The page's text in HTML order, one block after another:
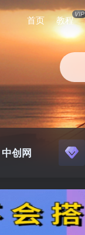
首页 教程VIP
中创网